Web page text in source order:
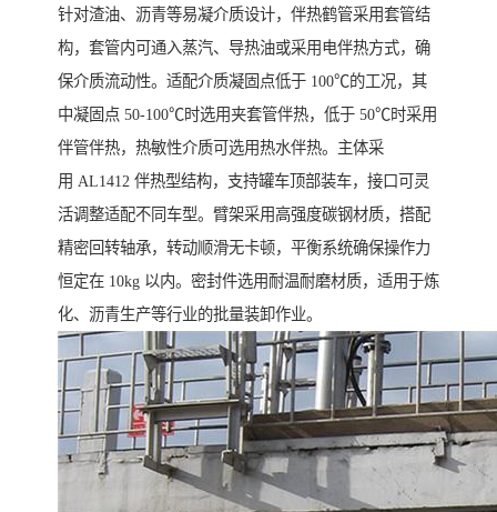
针对渣油、沥青等易凝介质设计，伴热鹤管采用套管结
构，套管内可通入蒸汽、导热油或采用电伴热方式，确
保介质流动性。适配介质凝固点低于 100℃的工况，其
中凝固点 50-100℃时选用夹套管伴热，低于 50℃时采用
伴管伴热，热敏性介质可选用热水伴热。主体采
用 AL1412 伴热型结构，支持罐车顶部装车，接口可灵
活调整适配不同车型。臂架采用高强度碳钢材质，搭配
精密回转轴承，转动顺滑无卡顿，平衡系统确保操作力
恒定在 10kg 以内。密封件选用耐温耐磨材质，适用于炼
化、沥青生产等行业的批量装卸作业。